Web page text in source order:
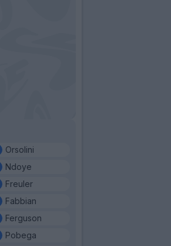
Orsolini
Ndoye
Freuler
Fabbian
Ferguson
Pobega